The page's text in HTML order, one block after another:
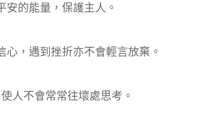
安的能量，保護主人。
，遇到挫折亦不會輕言放棄。
使人不會常常往壞處思考。